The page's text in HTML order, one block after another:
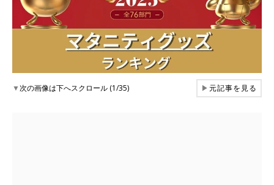
▼次の画像は下へスクロール (1/35) ▶元記事を見る